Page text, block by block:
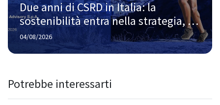
Due anni di CSRD in Italia: la
sostenibilità entra nella strategia,
ma la strada verso la piena maturità
è ancora lunga
04/08/2026
Potrebbe interessarti